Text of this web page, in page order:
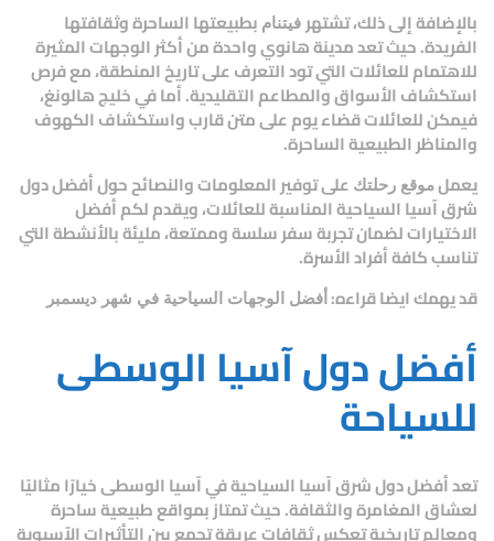
بالإضافة إلى ذلك، تشتهر فيتنام بطبيعتها الساحرة وثقافتها
الفريدة. حيث تعد مدينة هانوي واحدة من أكثر الوجهات المثيرة
للاهتمام للعائلات التي تود التعرف على تاريخ المنطقة، مع فرص
استكشاف الأسواق والمطاعم التقليدية. أما في خليج هالونغ،
فيمكن للعائلات قضاء يوم على متن قارب واستكشاف الكهوف
والمناظر الطبيعية الساحرة.
يعملموقع رحلتك على توفير المعلومات والنصائح حولأفضل دول
شرق آسيا السياحيةالمناسبة للعائلات، ويقدم لكم أفضل
الاختيارات لضمان تجربة سفر سلسة وممتعة، مليئة بالأنشطة التي
تناسب كافة أفراد الأسرة.
قد يهمك ايضا قراءه: أفضل الوجهات السياحية في شهر ديسمبر
أفضل دول آسيا الوسطى
للسياحة
تعدأفضل دول شرق آسيا السياحيةفي آسيا الوسطى خيارًا مثاليًا
لعشاق المغامرة والثقافة. حيث تمتاز بمواقع طبيعية ساحرة
ومعالم تاريخية تعكس ثقافات عريقة تجمع بين التأثيرات الآسيوية